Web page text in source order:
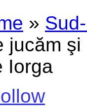
»
jucăm
Iorga